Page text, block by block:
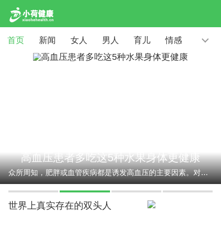
首页 新闻 女人 男人 育儿 情感
高血压患者多吃这5种水果身体更健康
众所周知，肥胖或血管疾病都是诱发高血压的主要因素。对于高血压患...
世界上真实存在的双头人